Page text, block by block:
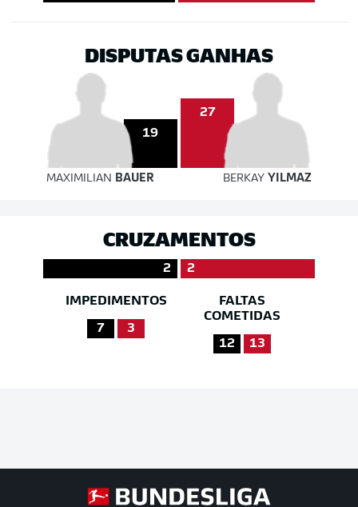
DISPUTAS GANHAS
19
27
MAXIMILIAN BAUER BERKAY YILMAZ
CRUZAMENTOS
2 2
IMPEDIMENTOS
7 3
FALTAS
COMETIDAS
12 13